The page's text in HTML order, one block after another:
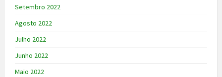
Setembro 2022
Agosto 2022
Julho 2022
Junho 2022
Maio 2022